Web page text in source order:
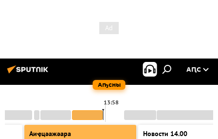
Аҧсны
АԤС
13:58
Аиҿцәажәара
Новости 14.00